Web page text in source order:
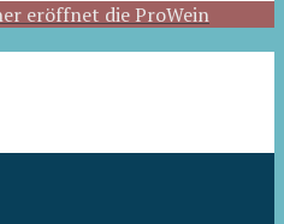
eröffnet die ProWein